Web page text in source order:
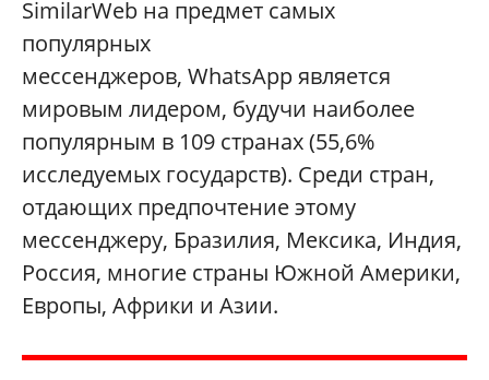
SimilarWeb на предмет самых
популярных
мессенджеров, WhatsApp является
мировым лидером, будучи наиболее
популярным в 109 странах (55,6%
исследуемых государств). Среди стран,
отдающих предпочтение этому
мессенджеру, Бразилия, Мексика, Индия,
Россия, многие страны Южной Америки,
Европы, Африки и Азии.